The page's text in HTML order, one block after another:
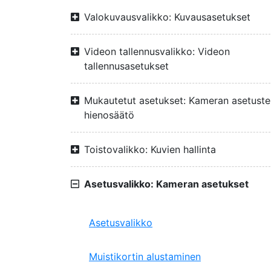
Valokuvausvalikko: Kuvausasetukset
Videon tallennusvalikko: Videon
tallennusasetukset
Mukautetut asetukset: Kameran
hienosäätö
Toistovalikko: Kuvien hallinta
Asetusvalikko: Kameran asetukset
Asetusvalikko
Muistikortin alustaminen